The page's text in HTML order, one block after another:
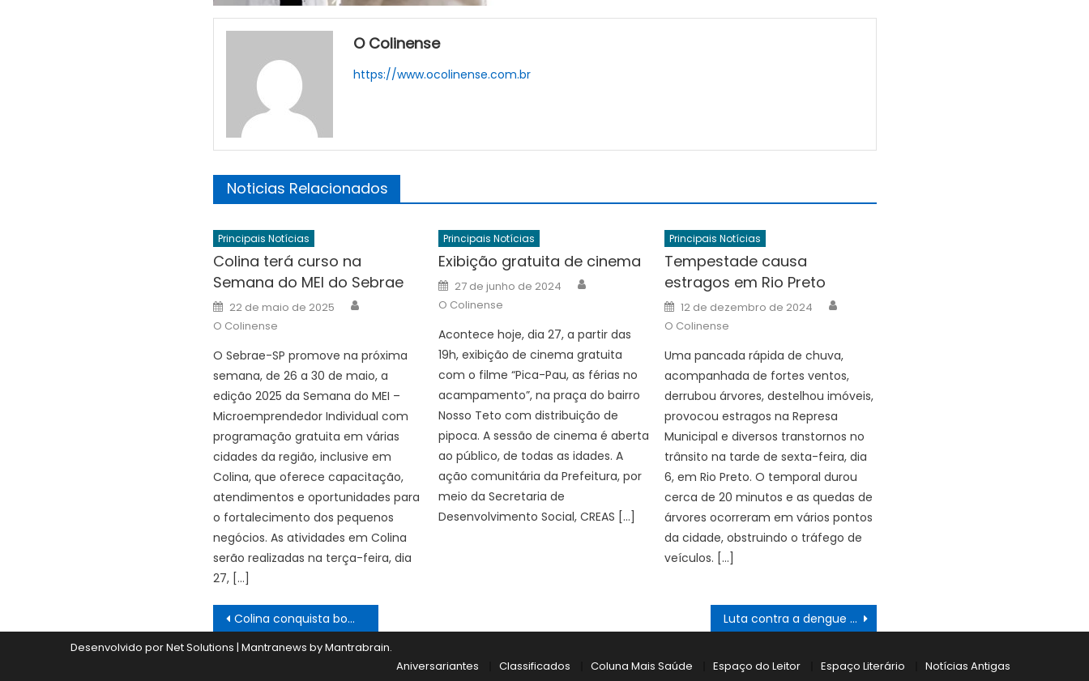
O Colinense
https://www.ocolinense.com.br
Noticias Relacionados
Principais Notícias
Colina terá curso na
Semana do MEI do Sebrae
Posted
on
22 de maio de 2025
O Colinense
O Sebrae-SP promove na próxima
semana, de 26 a 30 de maio, a
edição 2025 da Semana do MEI –
Microemprendedor Individual com
programação gratuita em várias
cidades da região, inclusive em
Colina, que oferece capacitação,
atendimentos e oportunidades para
o fortalecimento dos pequenos
negócios. As atividades em Colina
serão realizadas na terça-feira, dia
27, […]
Principais Notícias
Exibição gratuita de cinema
Posted
on
27 de junho de 2024
O Colinense
Acontece hoje, dia 27, a partir das
19h, exibição de cinema gratuita
com o filme “Pica-Pau, as férias no
acampamento”, na praça do bairro
Nosso Teto com distribuição de
pipoca. A sessão de cinema é aberta
ao público, de todas as idades. A
ação comunitária da Prefeitura, por
meio da Secretaria de
Desenvolvimento Social, CREAS […]
Principais Notícias
Tempestade causa
estragos em Rio Preto
Posted
on
12 de dezembro de 2024
O Colinense
Uma pancada rápida de chuva,
acompanhada de fortes ventos,
derrubou árvores, destelhou imóveis,
provocou estragos na Represa
Municipal e diversos transtornos no
trânsito na tarde de sexta-feira, dia
6, em Rio Preto. O temporal durou
cerca de 20 minutos e as quedas de
árvores ocorreram em vários pontos
da cidade, obstruindo o tráfego de
veículos. […]
Navegação
de
Colina conquista bom desempenho no Dia do Desafio Luta contra a dengue não tem trégua
Desenvolvido por Net Solutions | Mantranews byMantrabrain.
Aniversariantes
Classificados Coluna Mais Saúde Espaço do Leitor Espaço Literário Notícias Antigas